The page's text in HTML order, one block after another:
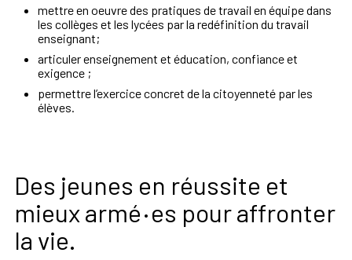
mettre en oeuvre des pratiques de travail en équipe dans
les collèges et les lycées par la redéfinition du travail
enseignant;
articuler enseignement et éducation, confiance et
exigence ;
permettre l’exercice concret de la citoyenneté par les
élèves.
Des jeunes en réussite et
mieux armé·es pour affronter
la vie.